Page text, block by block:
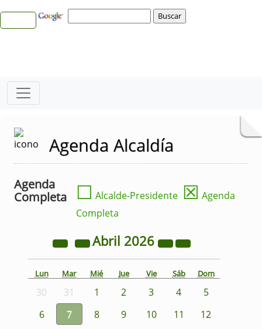
Agenda Alcaldía
Agenda
Completa
☐ Alcalde-Presidente ☒ Agenda
Completa
Abril 2026
Lun Mar Mié Jue Vie Sáb Dom
30 31 1 2 3 4
5
6
7 8 9 10 11
12